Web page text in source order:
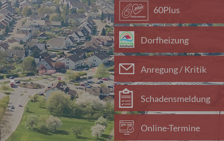
60Plus
Dorfheizung
Anregung / Kritik
Schadensmeldung
Online-Termine